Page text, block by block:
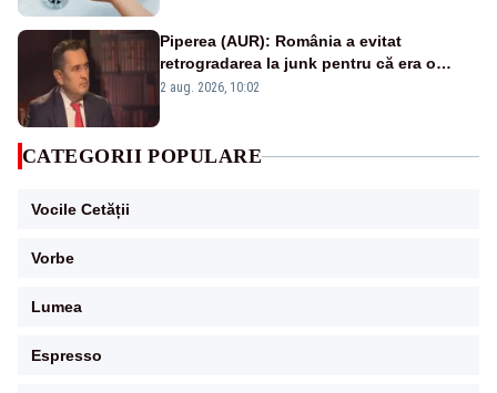
Piperea (AUR): România a evitat
retrogradarea la junk pentru că era o
catastrofă pentru bănci și fondurile de
2 aug. 2026, 10:02
CATEGORII POPULARE
Vocile Cetății
Vorbe
Lumea
Espresso